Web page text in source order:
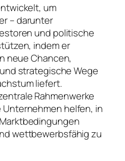
um
– darunter
und politische
indem er
neue Chancen,
strategische Wege
liefert.
Rahmenwerke
helfen, in
wettbewerbsfähig zu